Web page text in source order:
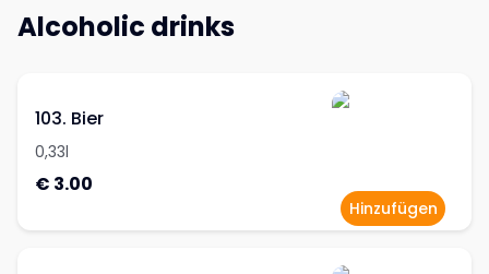
Alcoholic drinks
103. Bier
0,33l
€ 3.00
Hinzufügen